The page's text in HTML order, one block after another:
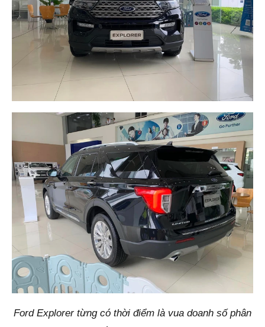
Ford Explorer từng có thời điểm là vua doanh số phân